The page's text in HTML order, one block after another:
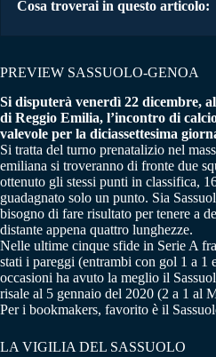
Cosa troverai in questo articolo:
PREVIEW SASSUOLO-GENOA
Si disputerà venerdì 22 dicembre,
di Reggio Emilia, l’incontro di
valevole per la diciassettesima
Si tratta del turno prenatalizio nel
emiliana si troveranno di fronte due
ottenuto gli stessi punti in classifica,
guadagnato solo un punto. Sia
bisogno di fare risultato per tenere a
distante appena quattro lunghezze.
Nelle ultime cinque sfide in Serie A
stati i pareggi (entrambi con gol 1 a 1
occasioni ha avuto la meglio il
risale al 5 gennaio del 2020 (2 a 1 al
Per i bookmakers, favorito è il
LA VIGILIA DEL SASSUOLO